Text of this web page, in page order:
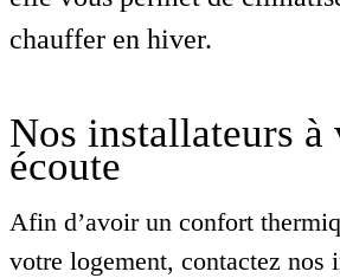
chauffer en hiver.
Nos installateurs à
écoute
Afin d’avoir un confort
votre logement, contactez nos